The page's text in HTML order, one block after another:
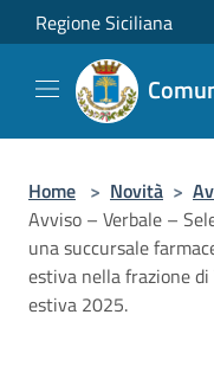
Salta al contenuto principale
Regione Siciliana
Home > Novità >
Avviso – Verbale –
una succursale
estiva nella frazione
estiva 2025.